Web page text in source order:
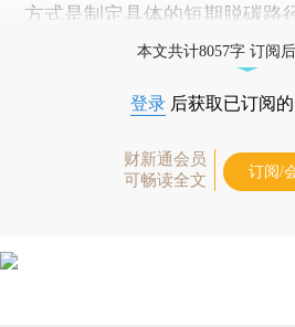
方式是制定具体的短期脱碳路
本文共计8057字 订阅
登录 后获取已订阅
财新通会员
可畅读全文
订阅/